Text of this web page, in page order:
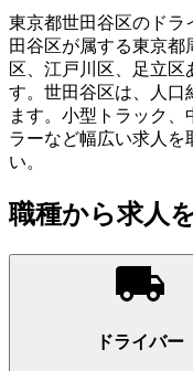
東京都世田谷区のドラ
田谷区が属する東京都
区、江戸川区、足立区
す。世田谷区は、人口
ます。小型トラック
ラーなど幅広い求人を
い。
職種から求人
ドライバー